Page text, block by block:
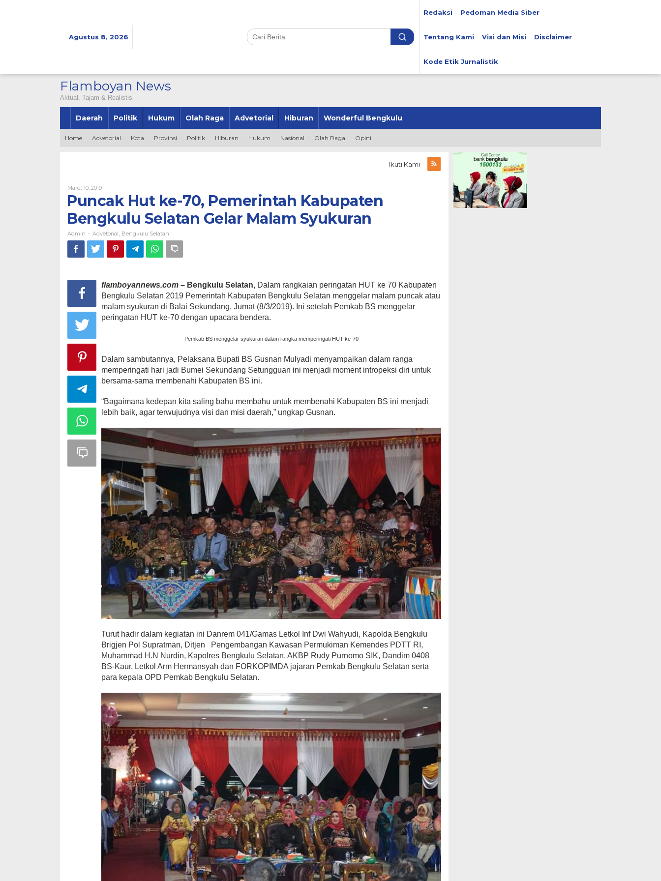
Agustus 8, 2026
Redaksi Pedoman Media Siber
Tentang Kami Visi dan Misi Disclaimer
Kode Etik Jurnalistik
Flamboyan News
Aktual, Tajam & Realistis
Daerah Politik Hukum Olah Raga Advetorial Hiburan Wonderful Bengkulu
Home Advetorial Kota Provinsi Politik Hiburan Hukum Nasional Olah Raga Opini
Ikuti Kami
Maret 10, 2019Oleh
Admin
Puncak Hut ke-70, Pemerintah Kabupaten
Bengkulu Selatan Gelar Malam Syukuran
Admin - Advetorial Bengkulu Selatan
flamboyannews.com – Bengkulu Selatan, Dalam rangkaian peringatan HUT ke 70 Kabupaten
Bengkulu Selatan 2019 Pemerintah Kabupaten Bengkulu Selatan menggelar malam puncak atau
malam syukuran di Balai Sekundang, Jumat (8/3/2019). Ini setelah Pemkab BS menggelar
peringatan HUT ke-70 dengan upacara bendera.
Pemkab BS menggelar syukuran dalam rangka memperingati HUT ke-70
Dalam sambutannya, Pelaksana Bupati BS Gusnan Mulyadi menyampaikan dalam ranga
memperingati hari jadi Bumei Sekundang Setungguan ini menjadi moment intropeksi diri untuk
bersama-sama membenahi Kabupaten BS ini.
“Bagaimana kedepan kita saling bahu membahu untuk membenahi Kabupaten BS ini menjadi
lebih baik, agar terwujudnya visi dan misi daerah,” ungkap Gusnan.
Turut hadir dalam kegiatan ini Danrem 041/Gamas Letkol Inf Dwi Wahyudi, Kapolda Bengkulu
Brigjen Pol Supratman, Ditjen Pengembangan Kawasan Permukiman Kemendes PDTT RI,
Muhammad H.N Nurdin, Kapolres Bengkulu Selatan, AKBP Rudy Purnomo SIK, Dandim 0408
BS-Kaur, Letkol Arm Hermansyah dan FORKOPIMDA jajaran Pemkab Bengkulu Selatan serta
para kepala OPD Pemkab Bengkulu Selatan.